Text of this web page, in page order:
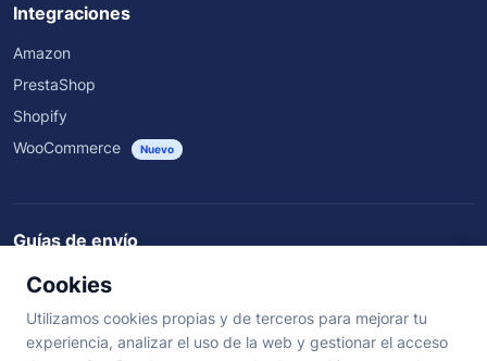
Cookies
Utilizamos cookies propias y de terceros para mejorar tu
experiencia, analizar el uso de la web y gestionar el acceso
Integraciones
Amazon
PrestaShop
Shopify
WooCommerce
Nuevo
Guías de envío
Rastrear envíos
Envíos por transportista y país